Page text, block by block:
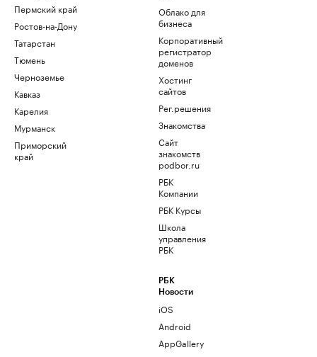
Пермский край
Ростов-на-Дону
Татарстан
Тюмень
Черноземье
Кавказ
Карелия
Мурманск
Приморский
край
Облако для
бизнеса
Корпоративный
регистратор
доменов
Хостинг
сайтов
Рег.решения
Знакомства
Сайт
знакомств
podbor.ru
РБК
Компании
РБК Курсы
Школа
управления
РБК
РБК
Новости
iOS
Android
AppGallery